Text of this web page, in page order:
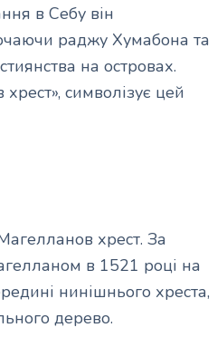
в Себу він
раджу Хумабона та
на островах.
символізує цей
хрест. За
в 1521 році на
нинішнього хреста,
дерево.